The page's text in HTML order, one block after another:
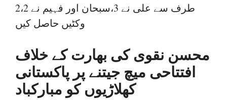
طرف سے علی نے 3،سبحان اور فہیم نے 2،2
وکٹیں حاصل کیں
محسن نقوی کی بھارت کے خلاف
افتتاحی میچ جیتنے پر پاکستانی
کھلاڑیوں کو مبارکباد